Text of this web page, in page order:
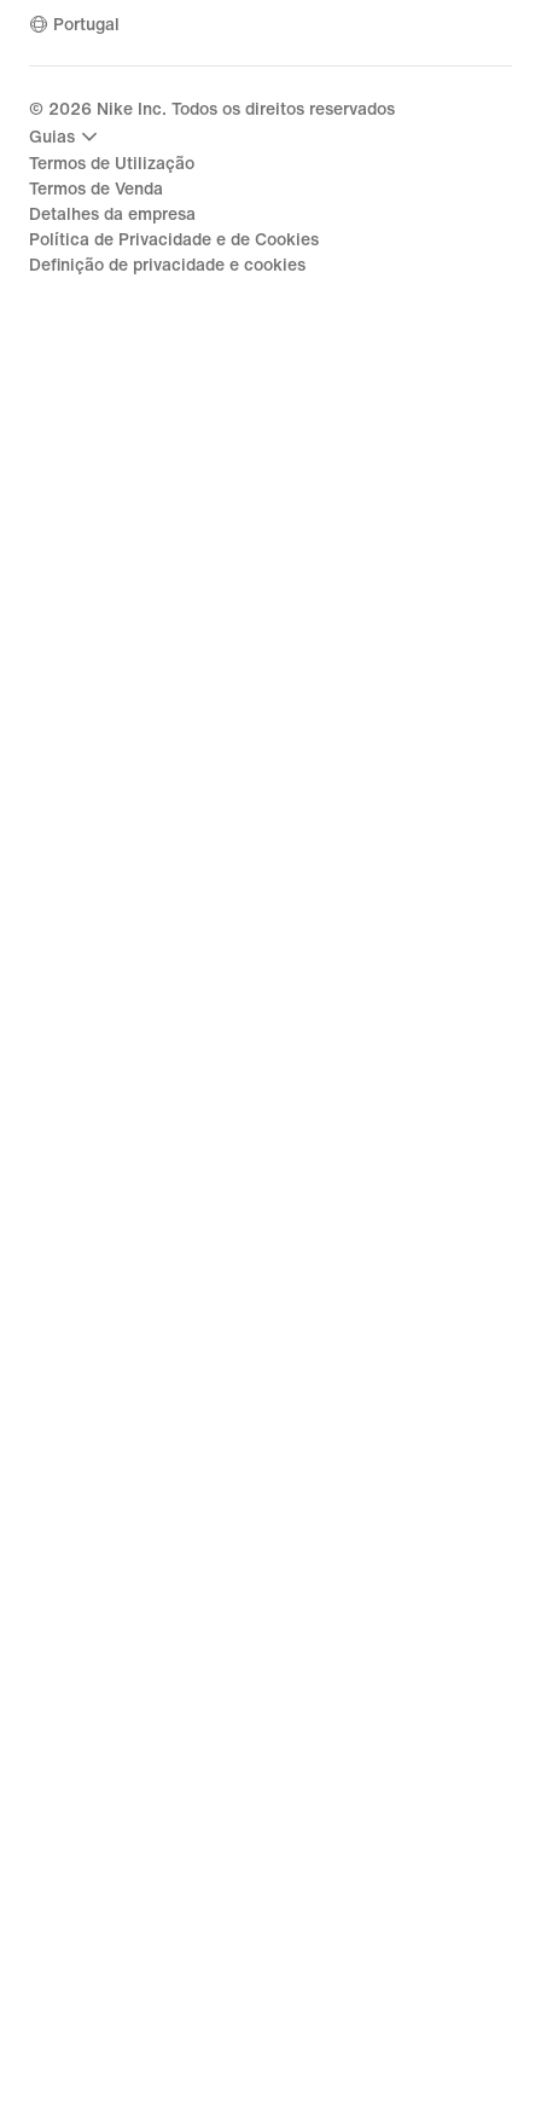
Portugal
© 2026 Nike Inc. Todos os direitos reservados
Guias
Termos de Utilização
Termos de Venda
Detalhes da empresa
Política de Privacidade e de Cookies
Definição de privacidade e cookies